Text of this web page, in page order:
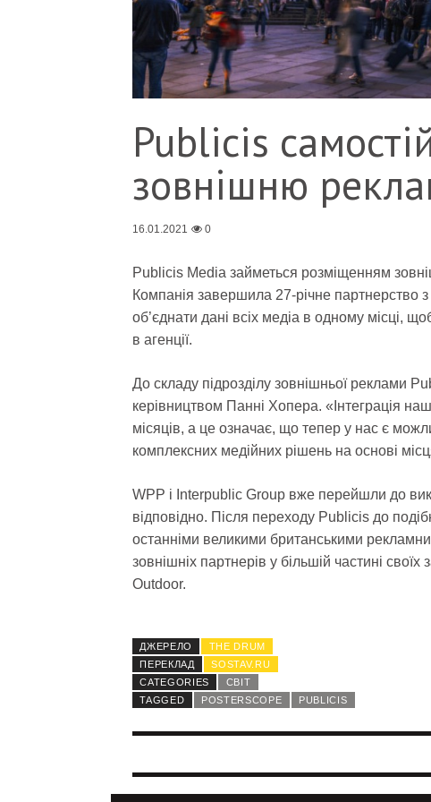
Publicis
зовнішню
16.01.2021 0
Publicis Media займеться розміщенням
Компанія завершила 27-річне
об’єднати дані всіх медіа в одному місці,
в агенції.
До складу підрозділу зовнішньої реклами
керівництвом Панні Хопера. «Інтеграція
місяців, а це означає, що тепер у нас є
комплексних медійних рішень на основі
WPP і Interpublic Group вже перейшли до
відповідно. Після переходу Publicis до
останніми великими британськими
зовнішніх партнерів у більшій частині
Outdoor.
ДЖЕРЕЛО
THE DRUM
ПЕРЕКЛАД
SOSTAV.RU
CATEGORIES
СВІТ
TAGGED
POSTERSCOPE PUBLICIS